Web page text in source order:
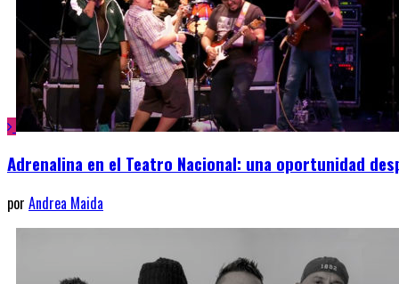
Adrenalina en el Teatro Nacional: una oportunidad
por Andrea Maida